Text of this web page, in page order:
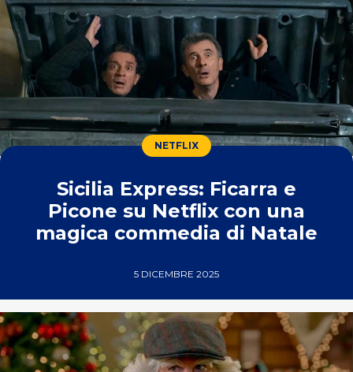
NETFLIX
Sicilia Express: Ficarra e
Picone su Netflix con una
magica commedia di Natale
5 DICEMBRE 2025